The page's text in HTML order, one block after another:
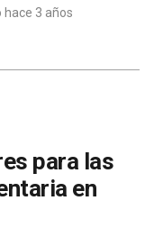
hace 3 años
para las
en